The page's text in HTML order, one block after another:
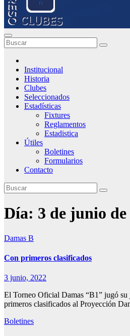
Institucional
Historia
Clubes
Seleccionados
Estadísticas
Fixtures
Reglamentos
Estadistica
Útiles
Boletines
Formularios
Contacto
Día: 3 de junio de
Damas B
Con primeros clasificados
3 junio, 2022
El Torneo Oficial Damas “B1” jugó su
primeros clasificados al Proyección
Boletines